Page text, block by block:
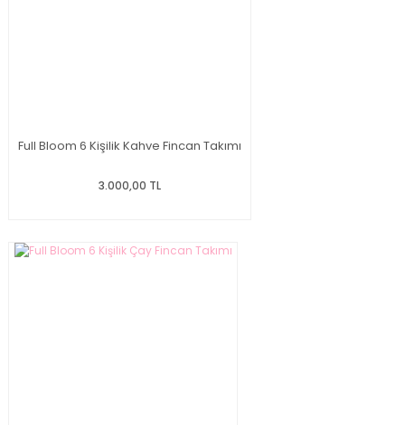
Full Bloom 6 Kişilik Kahve Fincan Takımı
3.000,00 TL